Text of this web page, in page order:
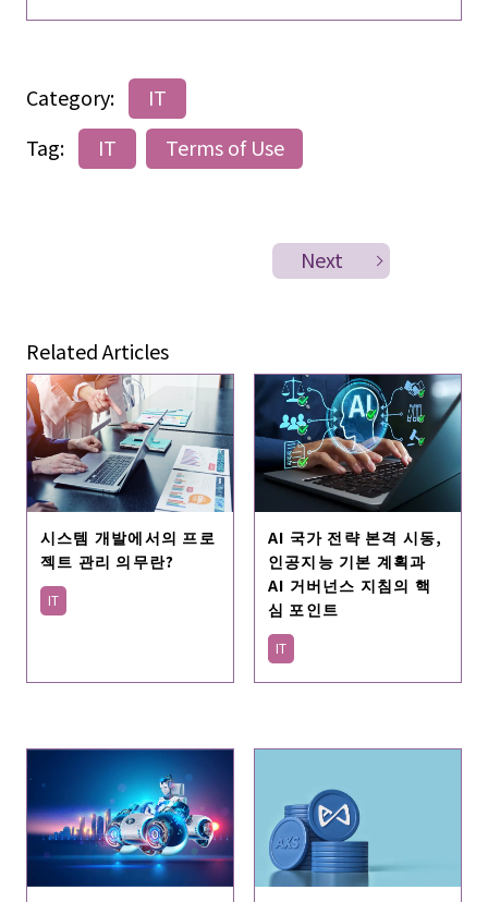
Category:
IT
Tag:
IT Terms of Use
Next
Related Articles
시스템 개발에서의 프로
젝트 관리 의무란?
IT
AI 국가 전략 본격 시동,
인공지능 기본 계획과
AI 거버넌스 지침의 핵
심 포인트
IT